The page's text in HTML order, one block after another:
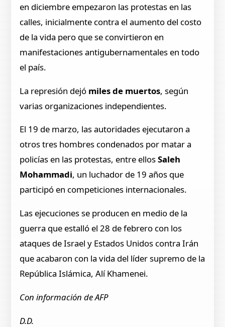
en diciembre empezaron las protestas en las
calles, inicialmente contra el aumento del costo
de la vida pero que se convirtieron en
manifestaciones antigubernamentales en todo
el país.
La represión dejó miles de muertos, según
varias organizaciones independientes.
El 19 de marzo, las autoridades ejecutaron a
otros tres hombres condenados por matar a
policías en las protestas, entre ellosSaleh
Mohammadi, un luchador de 19 años que
participó en competiciones internacionales.
Las ejecuciones se producen en medio de la
guerra que estalló el 28 de febrero con los
ataques de Israel y Estados Unidos contra Irán
que acabaron con la vida del líder supremo de la
República Islámica, Alí Khamenei.
Con información de AFP
D.D.